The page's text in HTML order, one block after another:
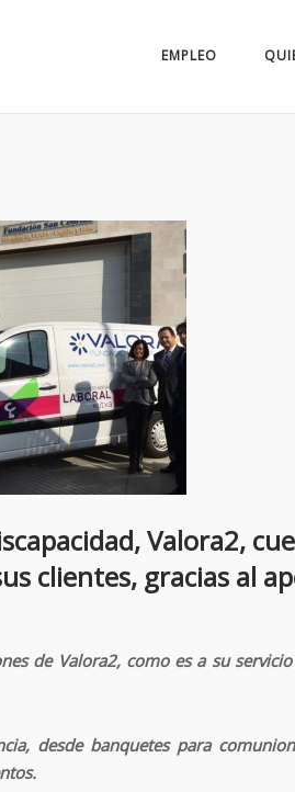
EMPLEO
Valora2,
clientes, gracias al
de Valora2, como es a su
desde banquetes para